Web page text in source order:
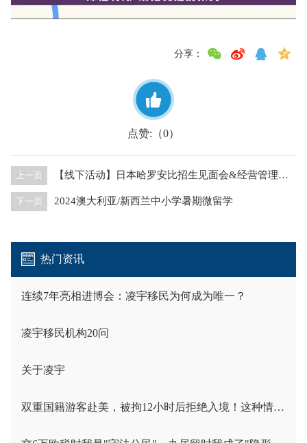
分享：
点赞:（0）
上一页 【线下活动】日本哈罗安比招生见面会&经营管理类移民项目分享会
下一页 2024澳大利亚/新西兰中小学暑期微留学
热门资讯
连续7年亮相进博会：凌宇移民为何成为唯一？
凌宇移民机构20问
关于凌宇
双重国籍游客赴美，被拘12小时后拒绝入境！这种情况已经不是个案